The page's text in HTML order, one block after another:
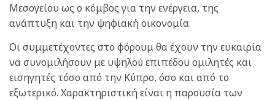
Μεσογείου ως ο κόμβος για την ενέργεια, της
ανάπτυξη και την ψηφιακή οικονομία.
Οι συμμετέχοντες στο φόρουμ θα έχουν την ευκαιρία
να συνομιλήσουν με υψηλού επιπέδου ομιλητές και
εισηγητές τόσο από την Κύπρο, όσο και από το
εξωτερικό. Χαρακτηριστική είναι η παρουσία των